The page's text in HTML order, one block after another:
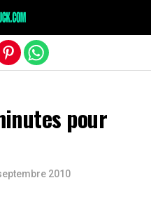
pour
2010